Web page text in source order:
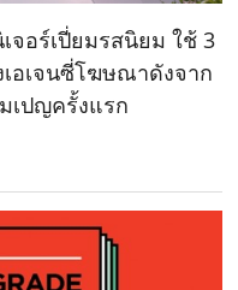
จอร์เปี่ยมรสนิยม ใช้ 3
อเจนซี่โฆษณาดังจาก
เปญครั้งแรก